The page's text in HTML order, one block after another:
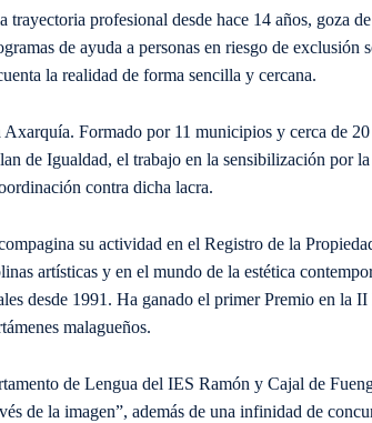
profesional desde hace 14 años, goza
de ayuda a personas en riesgo de exclusión
la realidad de forma sencilla y cercana.
Formado por 11 municipios y cerca de 20
de Igualdad, el trabajo en la sensibilización por
contra dicha lacra.
su actividad en el Registro de la
artísticas y en el mundo de la estética
desde 1991. Ha ganado el primer Premio en la
malagueños.
de Lengua del IES Ramón y Cajal de
de la imagen”, además de una infinidad de